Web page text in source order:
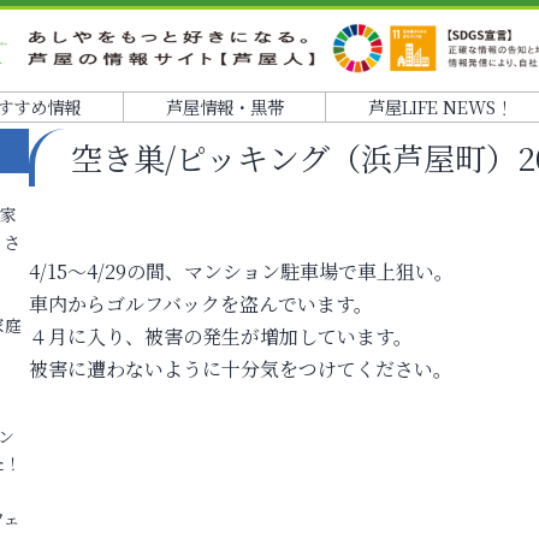
すめ情報 芦屋情報・黒帯 芦屋LIFE NEWS！
空き巣/ピッキング（浜芦屋町）
4/15～4/29の間、マンション駐車場で車上狙い。
車内からゴルフバックを盗んでいます。
４月に入り、被害の発生が増加しています。
被害に遭わないように十分気をつけてください。